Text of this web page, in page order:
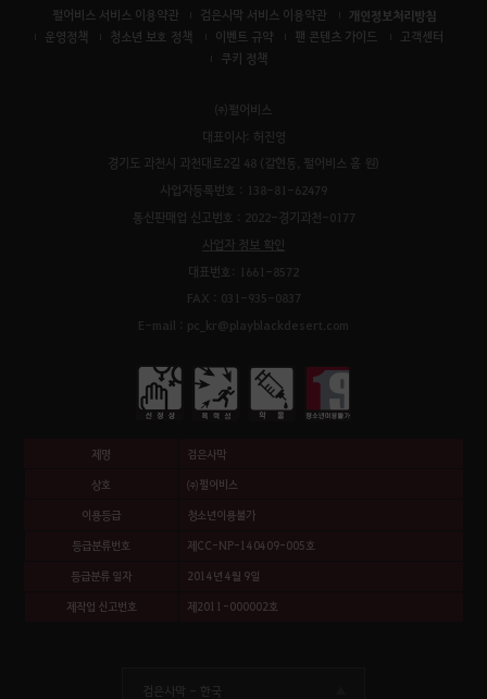
펄어비스 서비스 이용약관 검은사막 서비스 이용약관 개인정보처리방침
운영정책 청소년 보호 정책 이벤트 규약 팬 콘텐츠 가이드
고객센터
쿠키 정책
㈜펄어비스
대표이사: 허진영
경기도 과천시 과천대로2길 48 (갈현동, 펄어비스 홈 원)
사업자등록번호 : 138-81-62479
통신판매업 신고번호 : 2022-경기과천-0177
사업자 정보 확인
대표번호: 1661-8572
FAX : 031-935-0837
E-mail : pc_kr@playblackdesert.com
제명 검은사막
상호 ㈜펄어비스
이용등급 청소년이용불가
등급분류번호 제CC-NP-140409-005호
등급분류 일자 2014년 4월 9일
제작업 신고번호 제2011-000002호
검은사막 - 한국